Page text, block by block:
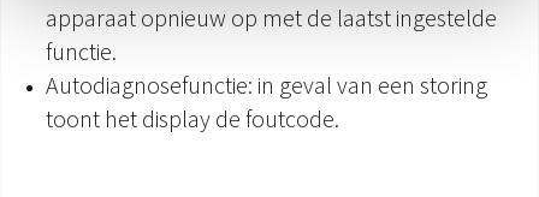
apparaat opnieuw op met de laatst ingestelde
functie.
Autodiagnosefunctie: in geval van een storing
toont het display de foutcode.